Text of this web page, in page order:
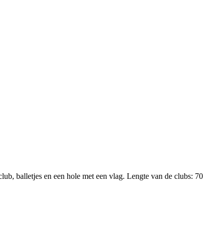
balletjes en een hole met een vlag. Lengte van de clubs: